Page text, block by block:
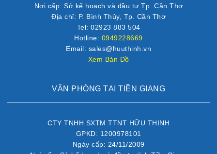
Nơi cấp: Sở kế hoạch và đầu tư Tp. Cần Thơ
Địa chỉ: P. Bình Thủy, Tp. Cần Thơ
Tel: 02923 883 504
Hotline: 0949228669
Email: sales@huuthinh.vn
Xem Bản Đồ
VĂN PHÒNG TẠI TIỀN GIANG
CTY TNHH SXTM TTNT HỮU THỊNH
GPKD: 1200978101
Ngày cấp: 24/11/2009